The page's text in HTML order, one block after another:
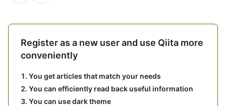
Register as a new user and use Qiita more
conveniently
You get articles that match your needs
You can efficiently read back useful information
You can use dark theme